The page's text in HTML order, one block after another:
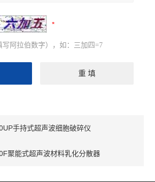
阿拉伯数字），如：三加四=7
手持式超声波细胞破碎仪
聚能式超声波材料乳化分散器